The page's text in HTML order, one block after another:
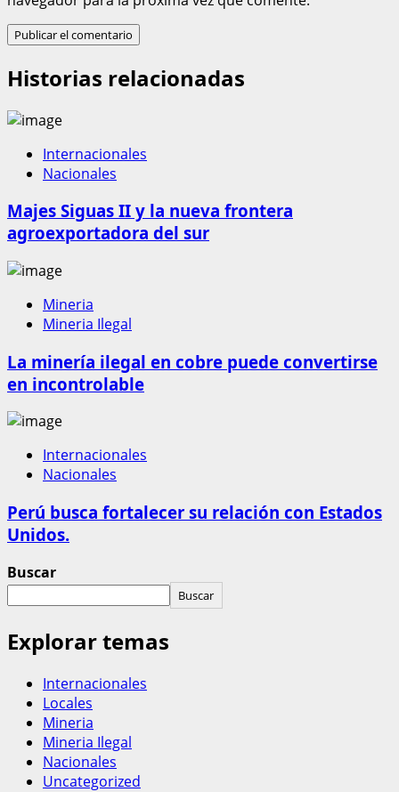
Historias relacionadas
Internacionales
Nacionales
Majes Siguas II y la nueva frontera
agroexportadora del sur
Mineria
Mineria Ilegal
La minería ilegal en cobre puede convertirse
en incontrolable
Internacionales
Nacionales
Perú busca fortalecer su relación con Estados
Unidos.
Buscar
Buscar
Explorar temas
Internacionales
Locales
Mineria
Mineria Ilegal
Nacionales
Uncategorized